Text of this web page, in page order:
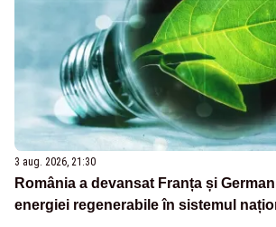
3 aug. 2026, 21:30
România a devansat Franța și
energiei regenerabile în sistemul